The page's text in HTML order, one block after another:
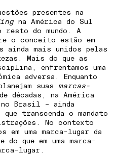
presentes na
na América do Sul
resto do mundo. A
o conceito estão em
mais unidos pelas
Mais do que as
enfrentamos uma
adversa. Enquanto
suas marcas-
décadas, na América
Brasil – ainda
que transcenda o mandato
No contexto
em uma marca-lugar da
do que em uma marca-
lugar.